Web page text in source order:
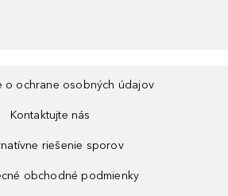
o ochrane osobných údajov
Kontaktujte nás
riešenie sporov
obchodné podmienky